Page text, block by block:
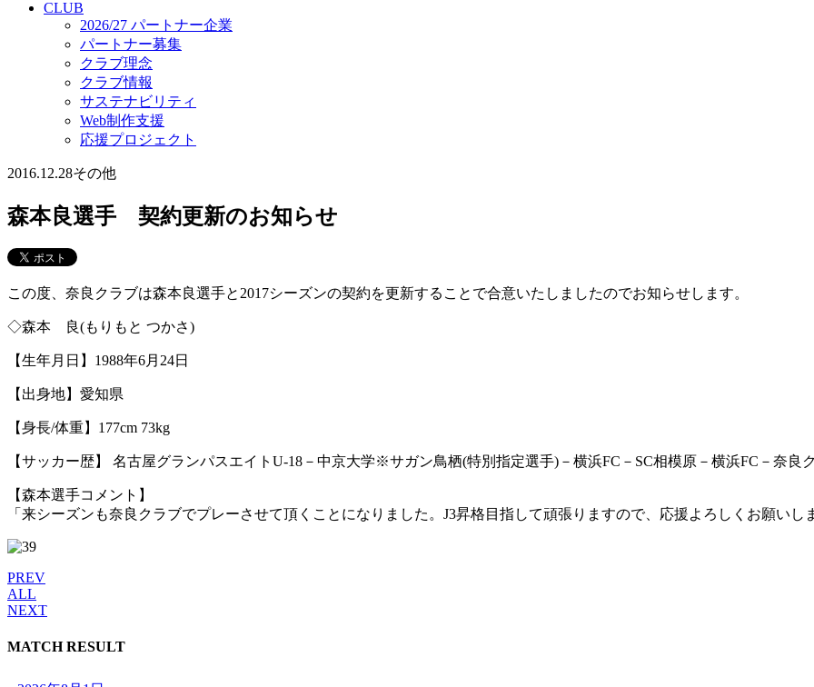
CLUB
2026/27 パートナー企業
パートナー募集
クラブ理念
クラブ情報
サステナビリティ
Web制作支援
応援プロジェクト
2016.12.28その他
森本良選手 契約更新のお知らせ
この度、奈良クラブは森本良選手と2017シーズンの契約を更新することで合意いたしましたのでお知らせします。
◇森本 良(もりもと つかさ)
【生年月日】1988年6月24日
【出身地】愛知県
【身長/体重】177cm 73kg
【サッカー歴】 名古屋グランパスエイトU-18－中京大学※サガン鳥栖(特別指定選手)－横浜FC－SC相模原－横浜FC－奈良
【森本選手コメント】
「来シーズンも奈良クラブでプレーさせて頂くことになりました。J3昇格目指して頑張りますので、応援よろしくお願いし
PREV
ALL
NEXT
MATCH RESULT